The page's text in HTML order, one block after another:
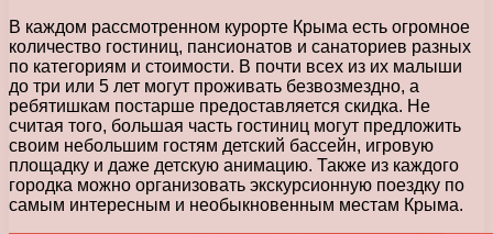
В каждом рассмотренном курорте Крыма есть огромное
количество гостиниц, пансионатов и санаториев разных
по категориям и стоимости. В почти всех из их малыши
до три или 5 лет могут проживать безвозмездно, а
ребятишкам постарше предоставляется скидка. Не
считая того, большая часть гостиниц могут предложить
своим небольшим гостям детский бассейн, игровую
площадку и даже детскую анимацию. Также из каждого
городка можно организовать экскурсионную поездку по
самым интересным и необыкновенным местам Крыма.